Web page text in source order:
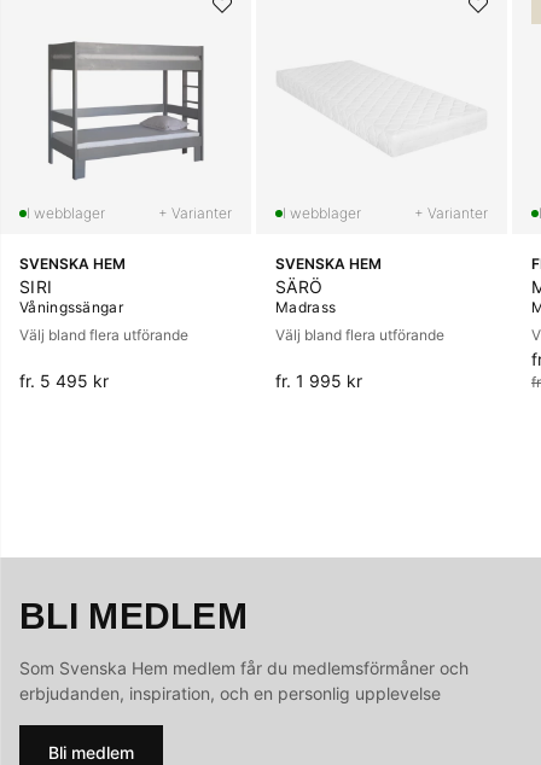
+ Varianter
SVENSKA HEM
SIRI
Våningssängar
Välj bland flera utförande
fr. 5 495 kr
+ Varianter
SVENSKA HEM
SÄRÖ
Madrass
Välj bland flera utförande
fr. 1 995 kr
BLI MEDLEM
Som Svenska Hem medlem får du medlemsförmåner och
erbjudanden, inspiration, och en personlig upplevelse
Bli medlem